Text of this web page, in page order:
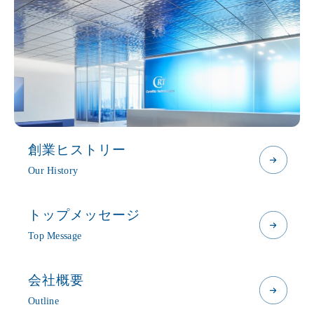
創業ヒストリー
Our History
トップメッセージ
Top Message
会社概要
Outline